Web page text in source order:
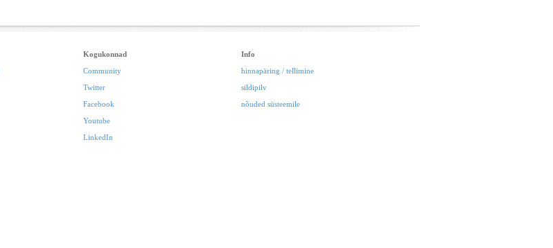
Kogukonnad
Community
Twitter
Facebook
Youtube
LinkedIn
Info
hinnapäring / tellimine
sildipilv
nõuded süsteemile